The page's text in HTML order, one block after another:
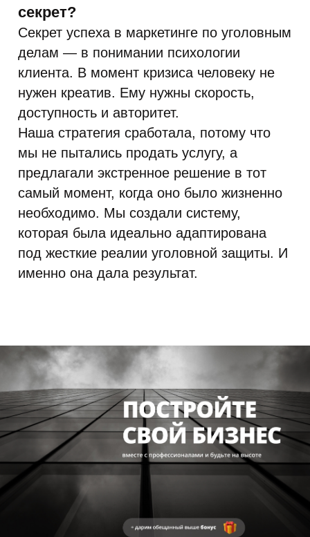
секрет?
Секрет успеха в маркетинге по уголовным
делам — в понимании психологии
клиента. В момент кризиса человеку не
нужен креатив. Ему нужны скорость,
доступность и авторитет.
Наша стратегия сработала, потому что
мы не пытались продать услугу, а
предлагали экстренное решение в тот
самый момент, когда оно было жизненно
необходимо. Мы создали систему,
которая была идеально адаптирована
под жесткие реалии уголовной защиты. И
именно она дала результат.